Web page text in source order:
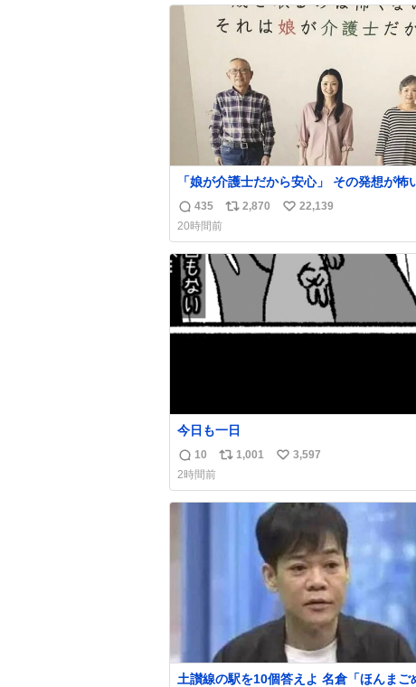
「娘が介護士だから安心」 その発想が怖い。
ちなみにこのポスターは、介護職の求人や
職支援をしている会社のポスターらしい。
返
信
数
435
リ
ス
ト
2,870
い
ね
22,139
20時間前
今日も一日
返
信
数
10
リ
ス
1,001
い
ね
3,597
2時間前
土讃線の駅を10個答えよ 名倉「ほんまごめ